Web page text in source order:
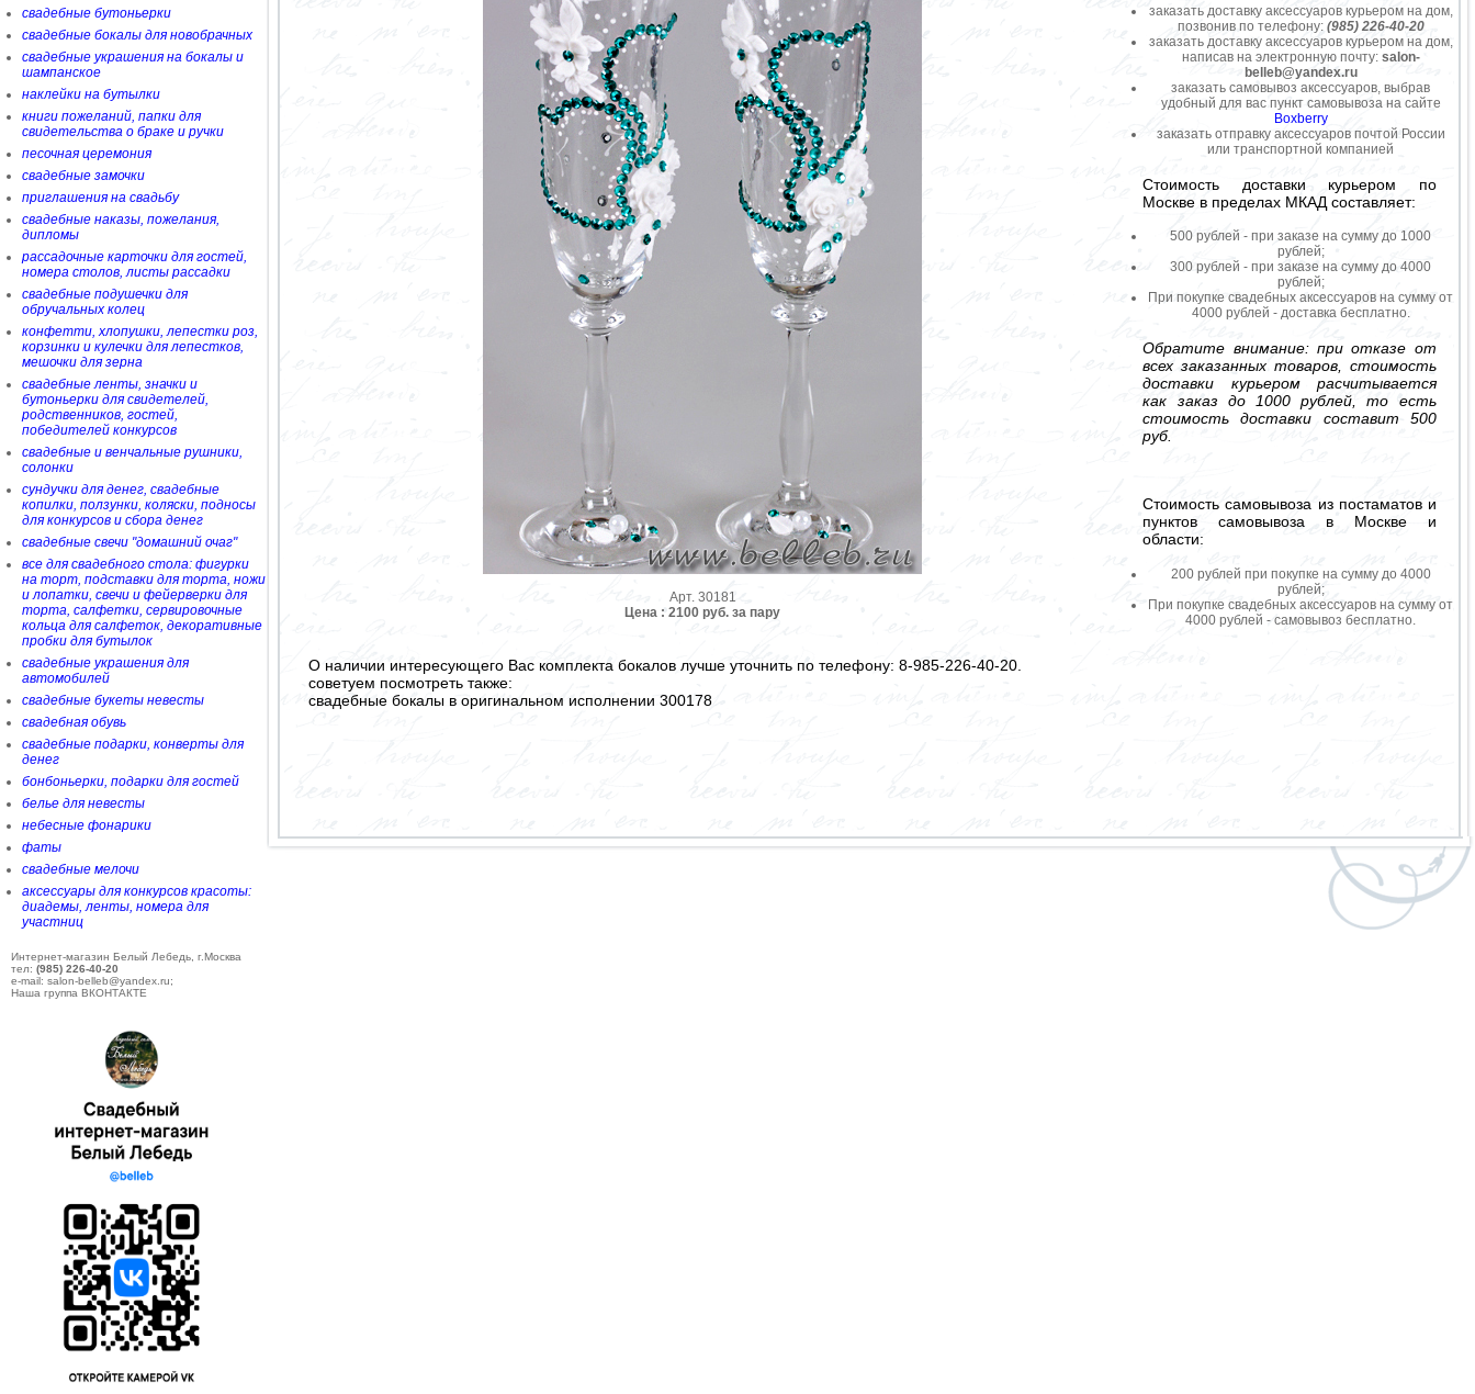
свадебные бутоньерки
свадебные бокалы для новобрачных
свадебные украшения на бокалы и
шампанское
наклейки на бутылки
книги пожеланий, папки для
свидетельства о браке и ручки
песочная церемония
свадебные замочки
приглашения на свадьбу
свадебные наказы, пожелания,
дипломы
рассадочные карточки для гостей,
номера столов, листы рассадки
свадебные подушечки для
обручальных колец
конфетти, хлопушки, лепестки роз,
корзинки и кулечки для лепестков,
мешочки для зерна
свадебные ленты, значки и
бутоньерки для свидетелей,
родственников, гостей,
победителей конкурсов
свадебные и венчальные рушники,
солонки
сундучки для денег, свадебные
копилки, ползунки, коляски, подносы
для конкурсов и сбора денег
свадебные свечи "домашний очаг"
все для свадебного стола: фигурки
на торт, подставки для торта, ножи
и лопатки, свечи и фейерверки для
торта, салфетки, сервировочные
кольца для салфеток, декоративные
пробки для бутылок
свадебные украшения для
автомобилей
свадебные букеты невесты
свадебная обувь
свадебные подарки, конверты для
денег
бонбоньерки, подарки для гостей
белье для невесты
небесные фонарики
фаты
свадебные мелочи
аксессуары для конкурсов красоты:
диадемы, ленты, номера для
участниц
Интернет-магазин Белый Лебедь, г.Москва
тел: (985) 226-40-20
e-mail: salon-belleb@yandex.ru;
Наша группа ВКОНТАКТЕ
заказать доставку аксессуаров курьером на дом,
позвонив по телефону: (985) 226-40-20
заказать доставку аксессуаров курьером на дом,
написав на электронную почту: salon-
belleb@yandex.ru
заказать самовывоз аксессуаров, выбрав
удобный для вас пункт самовывоза на сайте
Boxberry
заказать отправку аксессуаров почтой России
или транспортной компанией
Стоимость доставки курьером по
Москве в пределах МКАД составляет:
500 рублей - при заказе на сумму до 1000
рублей;
300 рублей - при заказе на сумму до 4000
рублей;
При покупке свадебных аксессуаров на сумму от
4000 рублей - доставка бесплатно.
Обратите внимание: при отказе от
всех заказанных товаров, стоимость
доставки курьером расчитывается
как заказ до 1000 рублей, то есть
стоимость доставки составит 500
руб.
Стоимость самовывоза из постаматов и
пунктов самовывоза в Москве и
области:
200 рублей при покупке на сумму до 4000
рублей;
При покупке свадебных аксессуаров на сумму от
4000 рублей - самовывоз бесплатно.
Арт. 30181
Цена : 2100 руб. за пару
О наличии интересующего Вас комплекта бокалов лучше уточнить по телефону: 8-985-226-40-20.
советуем посмотреть также:
свадебные бокалы в оригинальном исполнении 300178